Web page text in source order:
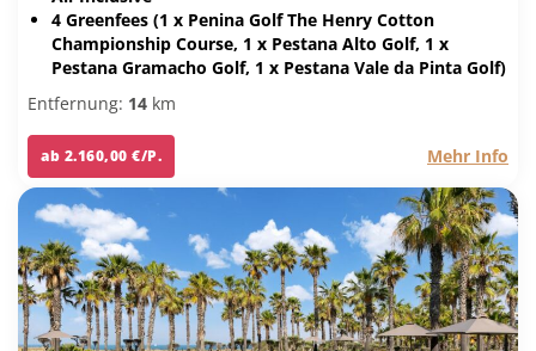
4 Greenfees (1 x Penina Golf The Henry Cotton
Championship Course, 1 x Pestana Alto Golf, 1 x
Pestana Gramacho Golf, 1 x Pestana Vale da Pinta Golf)
Entfernung: 14 km
ab 2.160,00 €/P. Mehr Info